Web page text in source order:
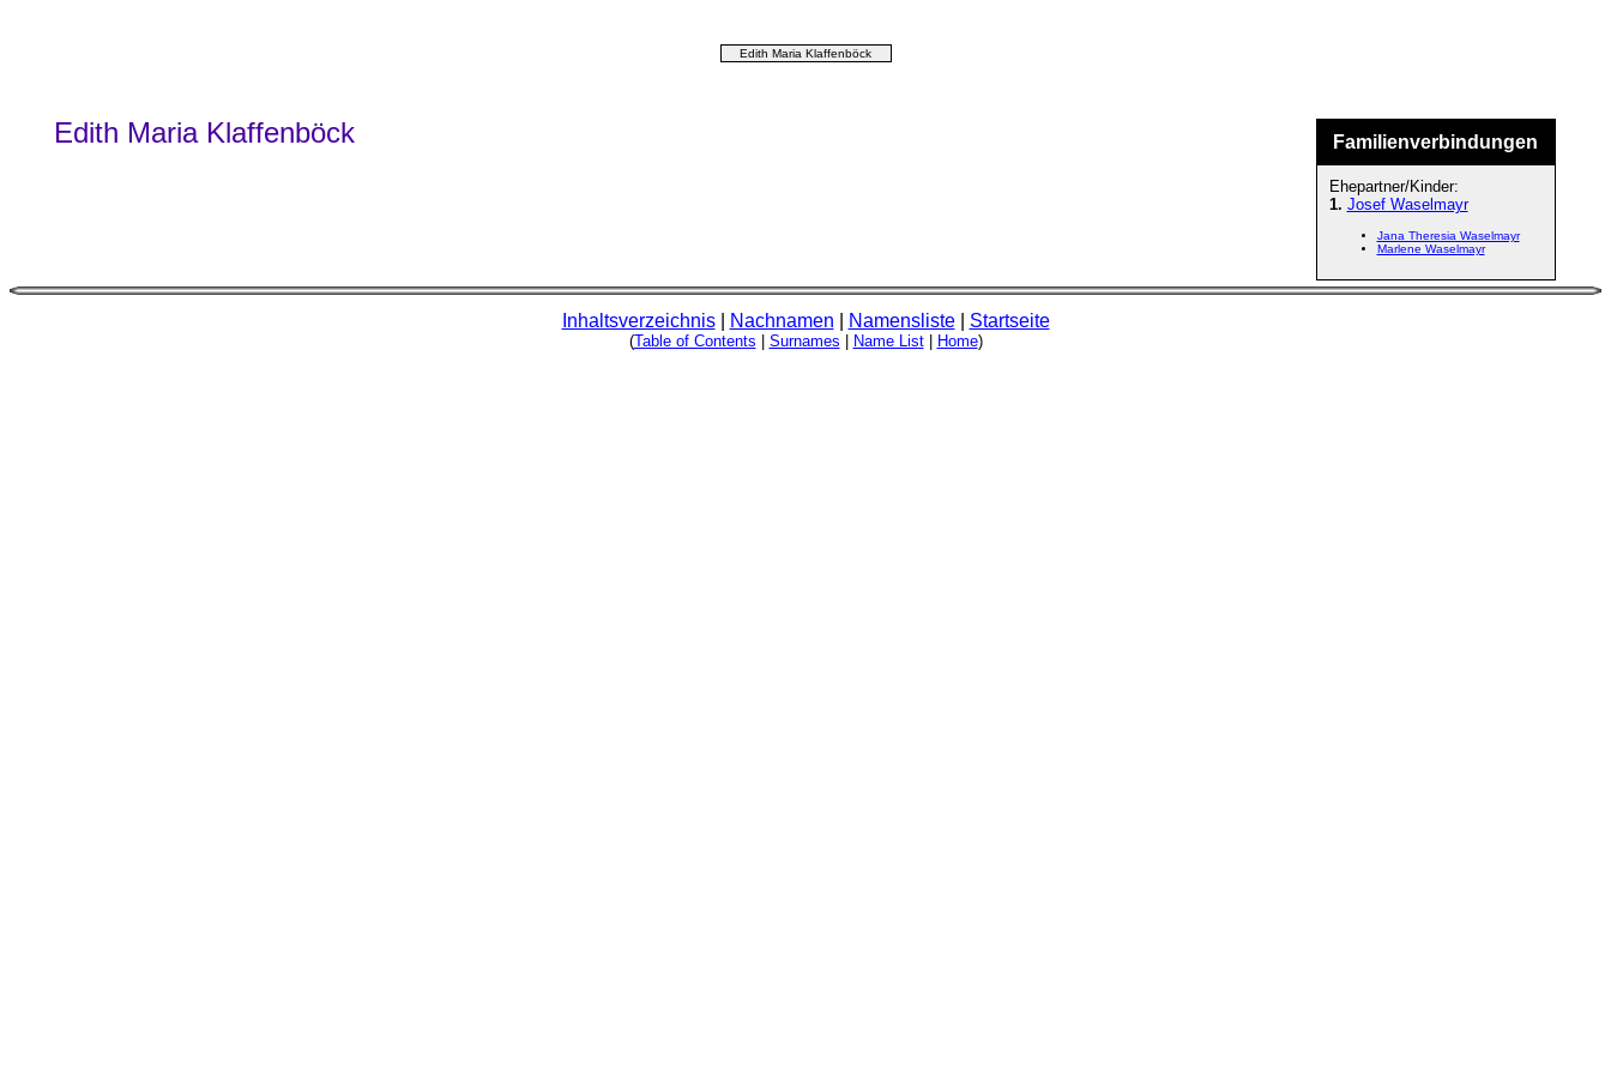
Edith Maria Klaffenböck
Familienverbindungen
Ehepartner/Kinder:
1. Josef Waselmayr
Jana Theresia Waselmayr
Marlene Waselmayr
Edith Maria Klaffenböck
Inhaltsverzeichnis| Nachnamen Namensliste| Startseite
(Table of Contents Surnames Name List| Home)